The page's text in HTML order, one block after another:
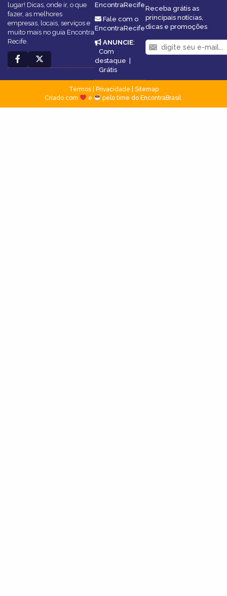
lugar! Dicas, onde ir, o que
fazer, as melhores
empresas, locais, serviços e
muito mais no guia Encontra
Recife.
EncontraRecife
Fale com o
EncontraRecife
ANUNCIE:
Com
destaque |
Grátis
Receba grátis as
principais notícias,
dicas e promoções
Termos| Privacidade
Sitemap
Criado com
e pelo time do EncontraBrasil